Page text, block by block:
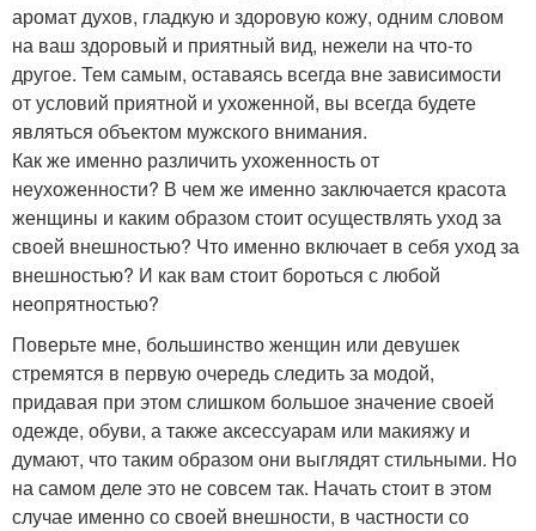
аромат духов, гладкую и здоровую кожу, одним словом
на ваш здоровый и приятный вид, нежели на что-то
другое. Тем самым, оставаясь всегда вне зависимости
от условий приятной и ухоженной, вы всегда будете
являться объектом мужского внимания.
Как же именно различить ухоженность от
неухоженности? В чем же именно заключается красота
женщины и каким образом стоит осуществлять уход за
своей внешностью? Что именно включает в себя уход за
внешностью? И как вам стоит бороться с любой
неопрятностью?
Поверьте мне, большинство женщин или девушек
стремятся в первую очередь следить за модой,
придавая при этом слишком большое значение своей
одежде, обуви, а также аксессуарам или макияжу и
думают, что таким образом они выглядят стильными. Но
на самом деле это не совсем так. Начать стоит в этом
случае именно со своей внешности, в частности со